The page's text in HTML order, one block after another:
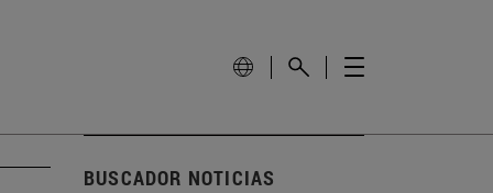
BUSCADOR NOTICIAS